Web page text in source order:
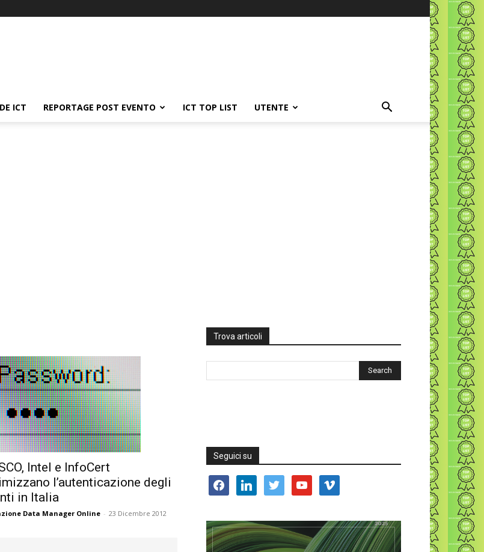
ICT REPORTAGE POST EVENTO ICT TOP LIST UTENTE
Intel e InfoCert
l’autenticazione degli
in Italia
Data Manager Online - 23 Dicembre 2012
Trova articoli
Seguici su
facebooklinkedin twitter youtube vimeo